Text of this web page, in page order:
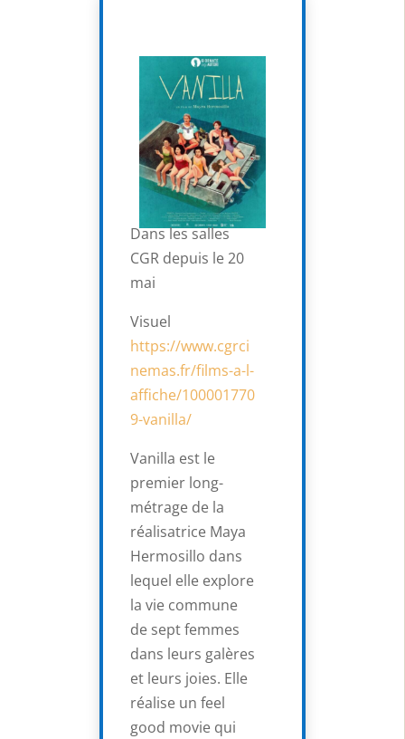
Dans les salles
CGR depuis le 20
mai
Visuel
https://www.cgrci
nemas.fr/films-a-l-
affiche/100001770
9-vanilla/
Vanilla est le
premier long-
métrage de la
réalisatrice Maya
Hermosillo dans
lequel elle explore
la vie commune
de sept femmes
dans leurs galères
et leurs joies. Elle
réalise un feel
good movie qui